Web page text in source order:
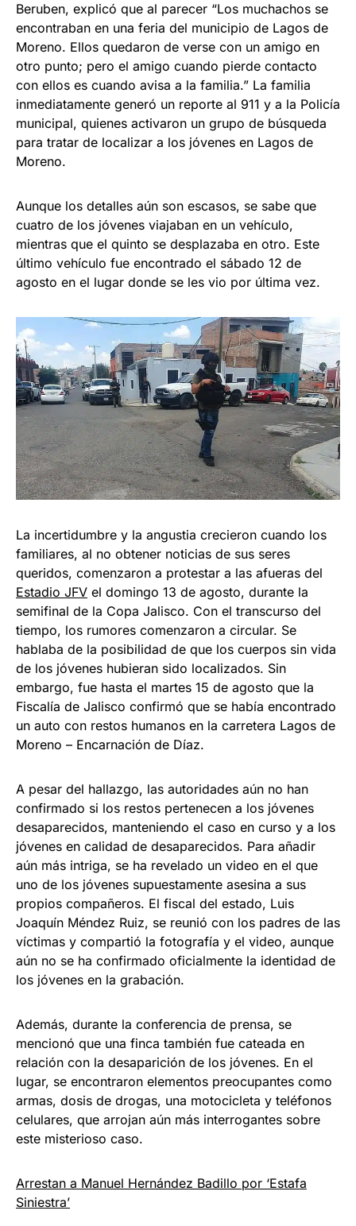
Beruben, explicó que al parecer “Los muchachos se
encontraban en una feria del municipio de Lagos de
Moreno. Ellos quedaron de verse con un amigo en
otro punto; pero el amigo cuando pierde contacto
con ellos es cuando avisa a la familia.” La familia
inmediatamente generó un reporte al 911 y a la Policía
municipal, quienes activaron un grupo de búsqueda
para tratar de localizar a los jóvenes en Lagos de
Moreno.
Aunque los detalles aún son escasos, se sabe que
cuatro de los jóvenes viajaban en un vehículo,
mientras que el quinto se desplazaba en otro. Este
último vehículo fue encontrado el sábado 12 de
agosto en el lugar donde se les vio por última vez.
La incertidumbre y la angustia crecieron cuando los
familiares, al no obtener noticias de sus seres
queridos, comenzaron a protestar a las afueras del
Estadio JFV el domingo 13 de agosto, durante la
semifinal de la Copa Jalisco. Con el transcurso del
tiempo, los rumores comenzaron a circular. Se
hablaba de la posibilidad de que los cuerpos sin vida
de los jóvenes hubieran sido localizados. Sin
embargo, fue hasta el martes 15 de agosto que la
Fiscalía de Jalisco confirmó que se había encontrado
un auto con restos humanos en la carretera Lagos de
Moreno – Encarnación de Díaz.
A pesar del hallazgo, las autoridades aún no han
confirmado si los restos pertenecen a los jóvenes
desaparecidos, manteniendo el caso en curso y a los
jóvenes en calidad de desaparecidos. Para añadir
aún más intriga, se ha revelado un video en el que
uno de los jóvenes supuestamente asesina a sus
propios compañeros. El fiscal del estado, Luis
Joaquín Méndez Ruiz, se reunió con los padres de las
víctimas y compartió la fotografía y el video, aunque
aún no se ha confirmado oficialmente la identidad de
los jóvenes en la grabación.
Además, durante la conferencia de prensa, se
mencionó que una finca también fue cateada en
relación con la desaparición de los jóvenes. En el
lugar, se encontraron elementos preocupantes como
armas, dosis de drogas, una motocicleta y teléfonos
celulares, que arrojan aún más interrogantes sobre
este misterioso caso.
Arrestan a Manuel Hernández Badillo por ‘Estafa
Siniestra’